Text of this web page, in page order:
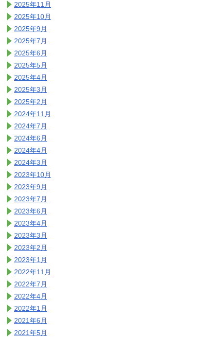
2025年11月
2025年10月
2025年9月
2025年7月
2025年6月
2025年5月
2025年4月
2025年3月
2025年2月
2024年11月
2024年7月
2024年6月
2024年4月
2024年3月
2023年10月
2023年9月
2023年7月
2023年6月
2023年4月
2023年3月
2023年2月
2023年1月
2022年11月
2022年7月
2022年4月
2022年1月
2021年6月
2021年5月